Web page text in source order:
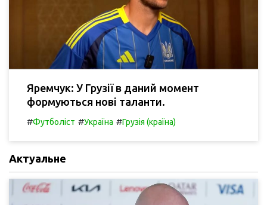
Яремчук: У Грузії в даний момент
формуються нові таланти.
#Футболіст #Україна #Грузія (країна)
Актуальне